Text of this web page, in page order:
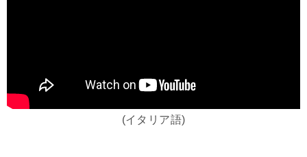
(イタリア語)